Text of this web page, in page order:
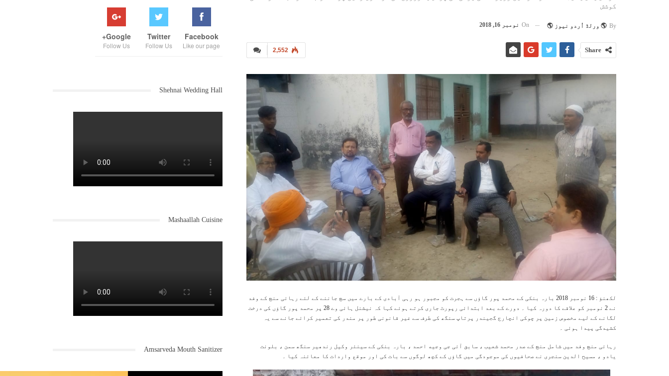
کوشش
By 🌎 ورلڈ اُردو نیوز 🌎 On نومبر 16, 2018
2,552 Share
لکھنؤ : 16 نومبر 2018 بارہ بنکی کے محمد پور گاؤں سے ہجرت کو مجبور ہو رہی آبادی کے بارے میں سچ جاننے کے لئے رہائی منچ کے وفد
نے 2 نومبر کو علاقے کا دورہ کیا ۔ دورے کے بعد ابتدائی رپورٹ جاری کرتے ہوئے کہا کہ نیشنل ہائی وے 28 پر محمد پور گاؤں کی درخت
لگانے کے لیے مخصوص زمین پر چوکی انچارج گجیندر پرتاپ سنگھ کی طرف سے غیر قانونی طور پر مندر کی تعمیر کرائے جانے سے یہ
کشیدگی پیدا ہوئی ۔
رہائی منچ وفد میں شامل منچ کے صدر محمد شعیب ، سابق آئی جی وجيه احمد ، بارہ بنکی کے سینئر وکیل رندھیر سنگھ سمن ، بلونت
یادو ، مسيح الدين سنجری نے صحافیوں کی موجودگی میں گاؤں کے کچھ لوگوں سے بات کی اور موقع واردات کا معائنہ کیا ۔
Facebook
Like our page
Twitter
Follow Us
Google+
Follow Us
Shehnai Wedding Hall
Mashaallah Cuisine
Amsarveda Mouth Sanitizer